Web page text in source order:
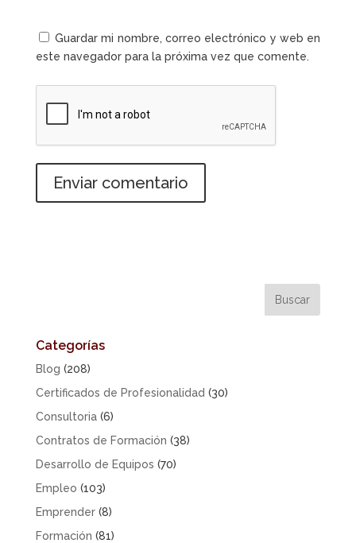
Guardar mi nombre, correo electrónico y web en
este navegador para la próxima vez que comente.
Categorías
Blog (208)
Certificados de Profesionalidad (30)
Consultoria(6)
Contratos de Formación (38)
Desarrollo de Equipos (70)
Empleo (103)
Emprender(8)
Formación (81)